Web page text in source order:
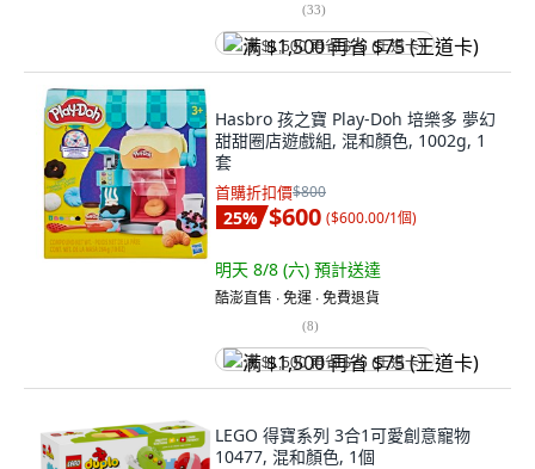
(33)
满 $1,500 再省 $75 (王道卡)
Hasbro 孩之寶 Play-Doh 培樂多 夢幻
甜甜圈店遊戲組, 混和顏色, 1002g, 1
套
首購折扣價$800
25% $600 ($600.00/1個)
明天 8/8 (六) 預計送達
酷澎直售 ∙ 免運 ∙ 免費退貨
(8)
满 $1,500 再省 $75 (王道卡)
LEGO 得寶系列 3合1可愛創意寵物
10477, 混和顏色, 1個